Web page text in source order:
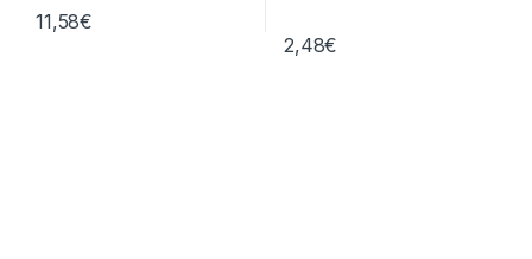
11,58€
2,48€